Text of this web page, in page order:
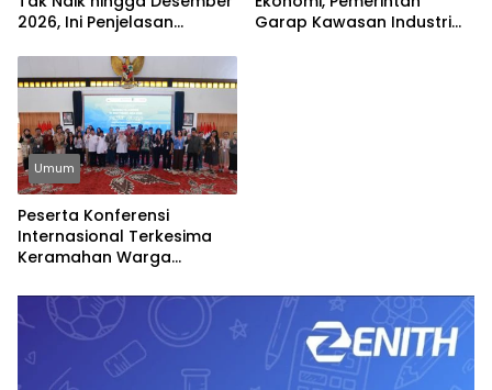
2026, Ini Penjelasan
Garap Kawasan Industri
Umum
Peserta Konferensi
Internasional Terkesima
Keramahan Warga
Cerminkan Nilai-Nilai Islam